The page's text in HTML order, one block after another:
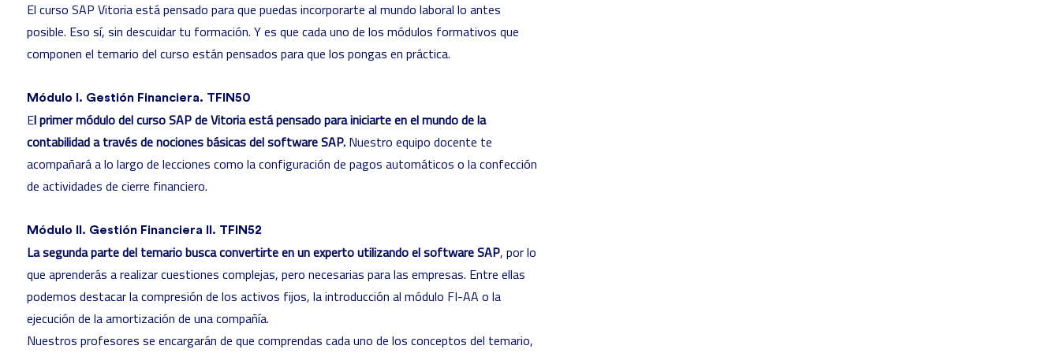
El curso SAP Vitoria está pensado para que puedas incorporarte al mundo laboral lo antes
posible. Eso sí, sin descuidar tu formación. Y es que cada uno de los módulos formativos que
componen el temario del curso están pensados para que los pongas en práctica.
Módulo I. Gestión Financiera. TFIN50
El primer módulo delcurso SAP de Vitoriaestá pensado para iniciarte en el mundo de la
contabilidad a través de nociones básicas del software SAP. Nuestro equipo docente te
acompañará a lo largo de lecciones como la configuración de pagos automáticos o la confección
de actividades de cierre financiero.
Módulo II. Gestión Financiera II. TFIN52
La segunda parte del temario busca convertirte en un experto utilizando el software SAP, por lo
que aprenderás a realizar cuestiones complejas, pero necesarias para las empresas. Entre ellas
podemos destacar la compresión de los activos fijos, la introducción al módulo FI-AA o la
ejecución de la amortización de una compañía.
Nuestros profesores se encargarán de que comprendas cada uno de los conceptos del temario,